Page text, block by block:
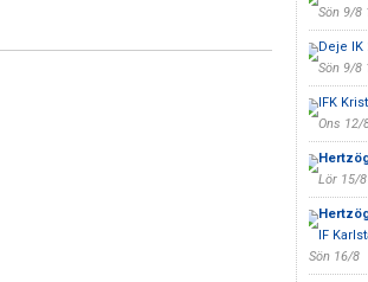
Sön 9/8
Deje IK
Sön 9/8
IFK
Ons 12/
Lör 15/
IF
Sön 16/8